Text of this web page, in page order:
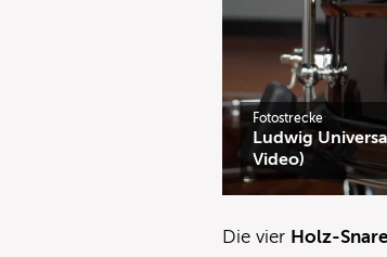
Fotostrecke
Ludwig
Video)
Die vier Holz-